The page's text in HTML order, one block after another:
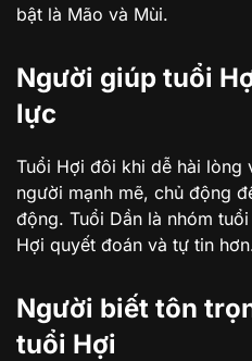
bật là Mão và Mùi.
Người giúp tuổi
lực
Tuổi Hợi đôi khi dễ hài lòng
người mạnh mẽ, chủ động
động. Tuổi Dần là nhóm
Hợi quyết đoán và tự tin
Người biết tôn
tuổi Hợi